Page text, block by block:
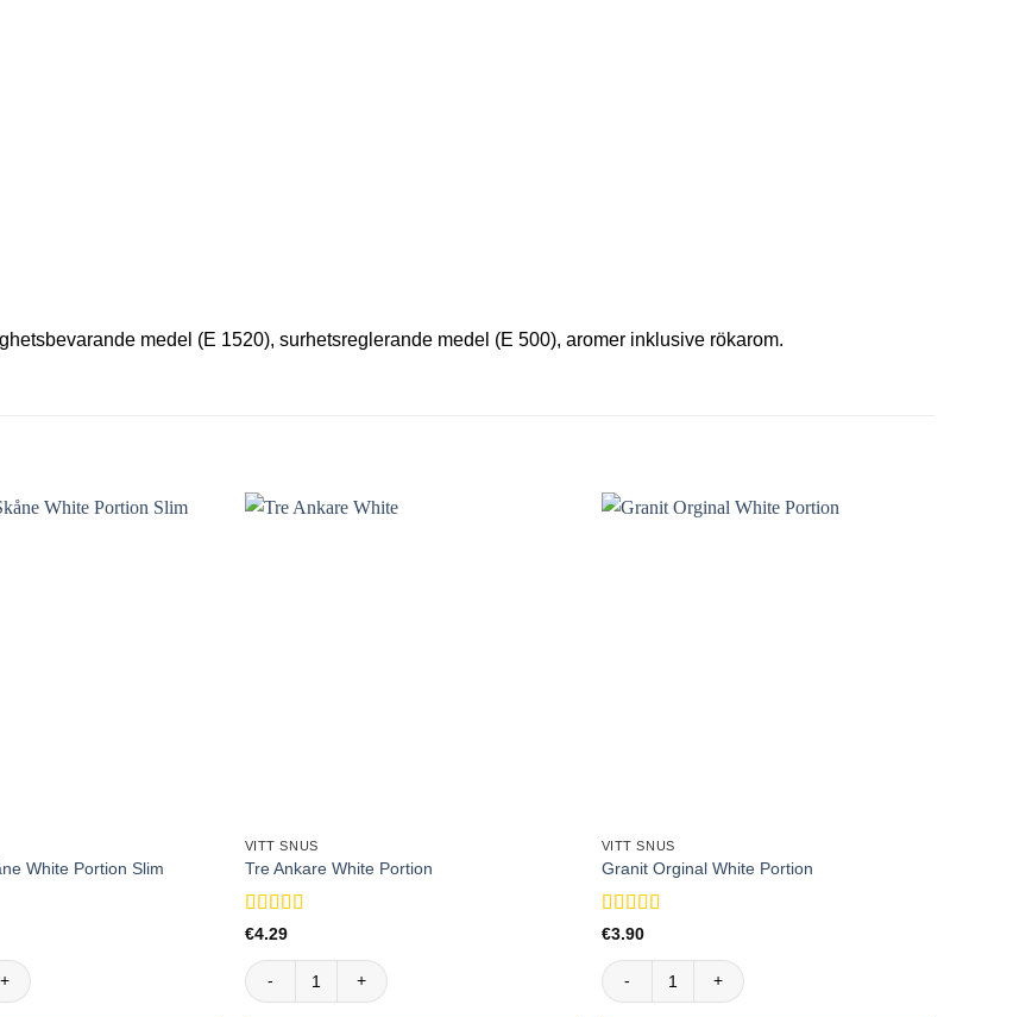
medel (E 1520), surhetsreglerande medel (E 500), aromer inklusive rökarom.
White Portion Slim
White Portion Slim mängd
VITT SNUS
Tre Ankare White Portion
Betygsatt
€4.29
Tre Ankare White Portion mängd
VITT SNUS
Granit Orginal White Portion
Betygsatt
€3.90
Granit Orginal White Portion mängd